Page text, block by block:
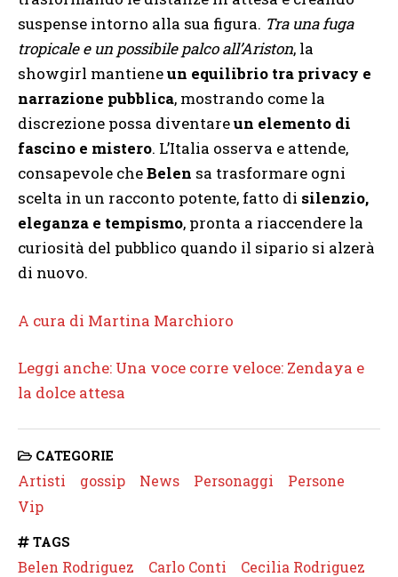
suspense intorno alla sua figura. Tra una fuga
tropicale e un possibile palco all’Ariston, la
showgirl mantieneun equilibrio tra privacy e
narrazione pubblica, mostrando come la
discrezione possa diventareun elemento di
fascino e mistero. L’Italia osserva e attende,
consapevole cheBelen sa trasformare ogni
scelta in un racconto potente, fatto di silenzio,
eleganza e tempismo, pronta a riaccendere la
curiosità del pubblico quando il sipario si alzerà
di nuovo.
A cura di Martina Marchioro
Leggi anche: Una voce corre veloce: Zendaya e
la dolce attesa
CATEGORIE
Artisti gossip News Personaggi
Persone
Vip
TAGS
Belen Rodriguez Carlo Conti
Cecilia Rodriguez